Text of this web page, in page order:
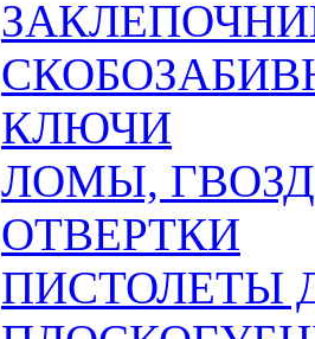
КЛЮЧИ
ЛОМЫ,
ОТВЕРТКИ
ПИСТОЛЕТЫ